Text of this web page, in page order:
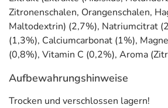
Zitronenschalen, Orangenschalen,
Maltodextrin) (2,7%), Natriumcitrat
(1,3%), Calciumcarbonat (1%),
(0,8%), Vitamin C (0,2%), Aroma
Aufbewahrungshinweise
Trocken und verschlossen lagern!